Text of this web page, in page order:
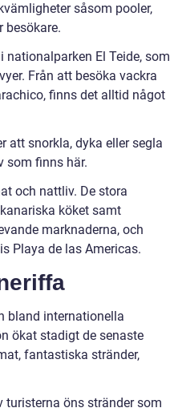
såsom pooler,
besökare.
El Teide, som
Från att besöka vackra
finns det alltid något
att snorkla, dyka eller segla
som finns här.
och nattliv. De stora
köket samt
marknaderna, och
Playa de las Americas.
bland internationella
ökat stadigt de senaste
fantastiska stränder,
turisterna öns stränder som